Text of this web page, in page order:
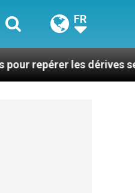
FR
les dérives sectaires du